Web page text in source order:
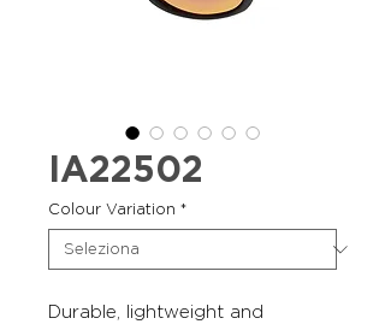
IA22502
Colour Variation *
Durable, lightweight and